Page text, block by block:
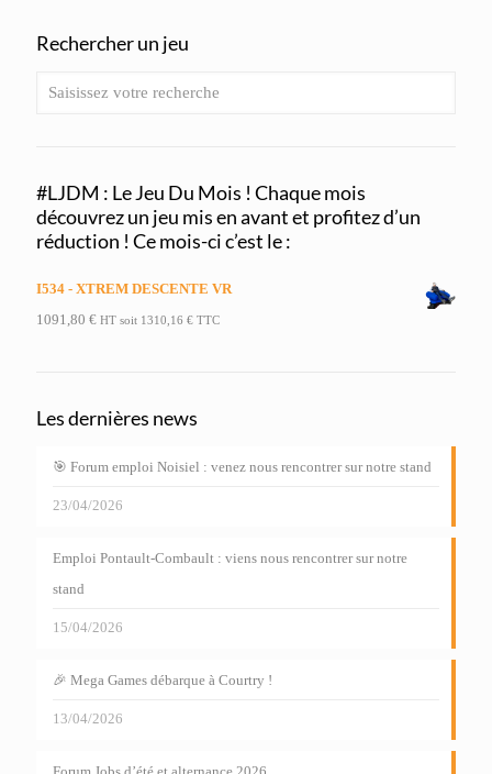
Rechercher un jeu
#LJDM : Le Jeu Du Mois ! Chaque mois
découvrez un jeu mis en avant et profitez d’un
réduction ! Ce mois-ci c’est le :
I534 - XTREM DESCENTE VR
1091,80 € HT soit 1310,16 € TTC
Les dernières news
🎯 Forum emploi Noisiel : venez nous rencontrer sur notre stand
23/04/2026
Emploi Pontault-Combault : viens nous rencontrer sur notre
stand
15/04/2026
🎉 Mega Games débarque à Courtry !
13/04/2026